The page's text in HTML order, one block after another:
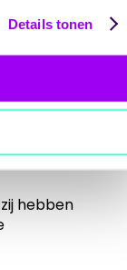
Details tonen
pauzes
hebben